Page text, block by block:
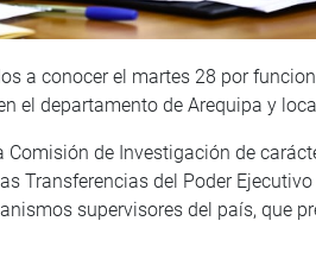
a conocer el martes 28 por
el departamento de Arequipa y
de Investigación de
Transferencias del Poder
supervisores del país, que